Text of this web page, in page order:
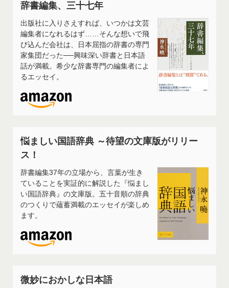
辞書編集、三十七年
出版社に入りさえすれば、いつかは文芸
編集者になれるはず……そんな想いで飛
び込んだ会社は、日本屈指の辞書の専門
家集団だった──興味深い辞書と日本語
話が満載。希少な辞書専門の編集者によ
るエッセイ。
悩ましい国語辞典 ～待望の文庫版がリリー
ス！
辞書編集37年の立場から、言葉が生き
ていることを実証的に解説した『悩まし
い国語辞典』の文庫版。五十音順の辞典
のつくりで蘊蓄満載のエッセイが楽しめ
ます。
微妙におかしな日本語